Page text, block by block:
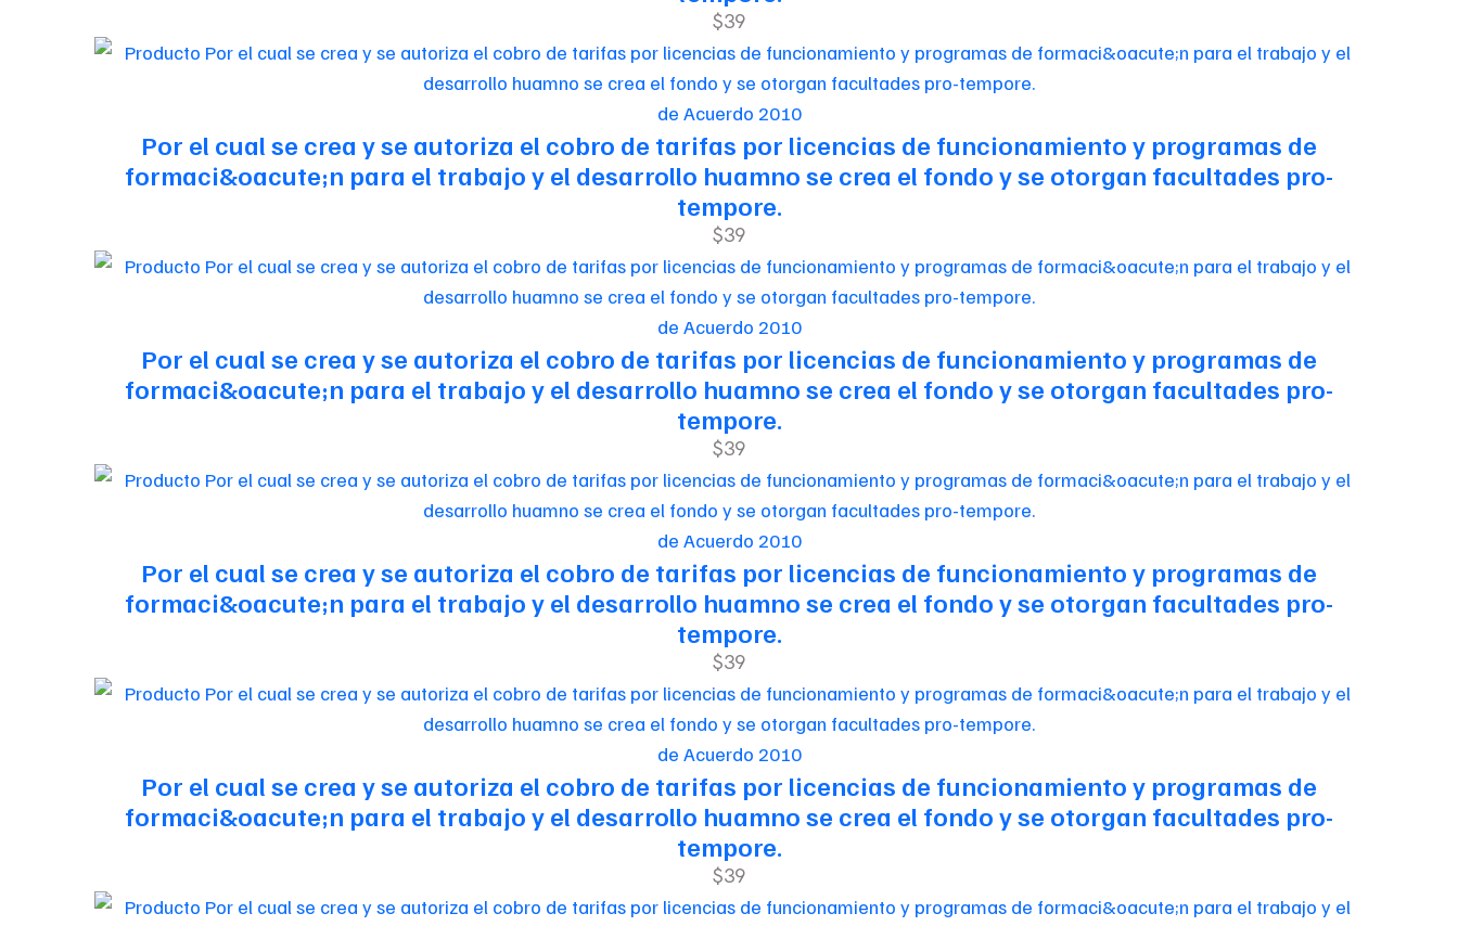
$39
de Acuerdo 2010
Por el cual se crea y se autoriza el cobro de tarifas por licencias de funcionamiento y programas de
formaci&oacute;n para el trabajo y el desarrollo huamno se crea el fondo y se otorgan facultades pro-
tempore.
$39
de Acuerdo 2010
Por el cual se crea y se autoriza el cobro de tarifas por licencias de funcionamiento y programas de
formaci&oacute;n para el trabajo y el desarrollo huamno se crea el fondo y se otorgan facultades pro-
tempore.
$39
de Acuerdo 2010
Por el cual se crea y se autoriza el cobro de tarifas por licencias de funcionamiento y programas de
formaci&oacute;n para el trabajo y el desarrollo huamno se crea el fondo y se otorgan facultades pro-
tempore.
$39
de Acuerdo 2010
Por el cual se crea y se autoriza el cobro de tarifas por licencias de funcionamiento y programas de
formaci&oacute;n para el trabajo y el desarrollo huamno se crea el fondo y se otorgan facultades pro-
tempore.
$39